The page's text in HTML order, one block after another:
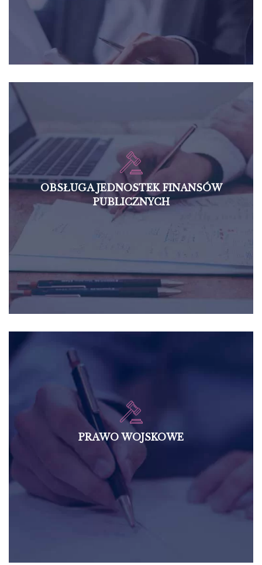
OBSŁUGA JEDNOSTEK FINANSÓW
PUBLICZNYCH
PRAWO WOJSKOWE